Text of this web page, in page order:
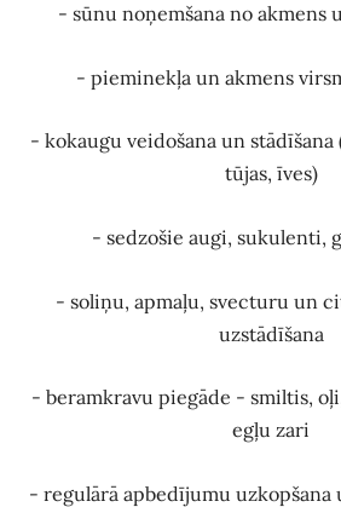
- sūnu noņemšana no akmens
- pieminekļa un akmens
- kokaugu veidošana un
tūjas, īves)
- sedzošie augi, sukulenti,
- soliņu, apmaļu, svecturu un
uzstādīšana
- beramkravu piegāde - smiltis,
egļu zari
- regulārā apbedījumu uzkopšana